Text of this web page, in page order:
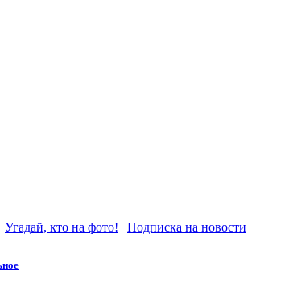
Угадай, кто на фото! Подписка на новости